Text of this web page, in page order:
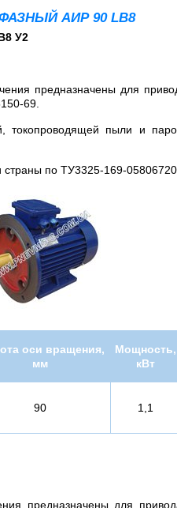
АИР 90 LВ8
У2
предназначены для
69.
токопроводящей пыли и
страны по ТУ3325-169-
оси вращения,
мм
Мощность,
кВт
90 1,1
предназначены для